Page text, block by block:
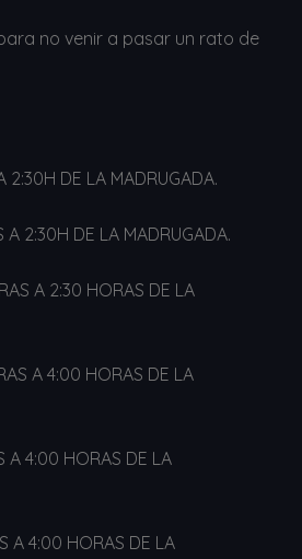
no venir a pasar un rato de
2:30H DE LA MADRUGADA.
A 2:30H DE LA MADRUGADA.
A 2:30 HORAS DE LA
A 4:00 HORAS DE LA
A 4:00 HORAS DE LA
A 4:00 HORAS DE LA